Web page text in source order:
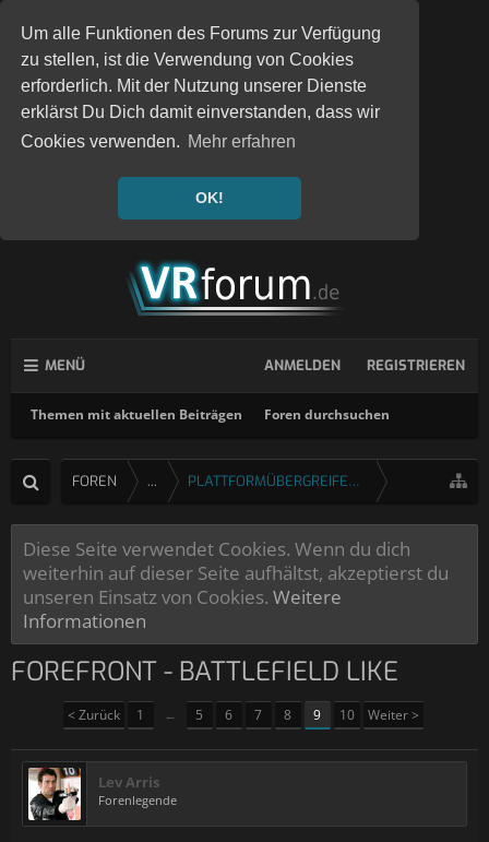
Um alle Funktionen des Forums zur Verfügung
zu stellen, ist die Verwendung von Cookies
erforderlich. Mit der Nutzung unserer Dienste
erklärst Du Dich damit einverstanden, dass wir
Cookies verwenden. Mehr erfahren
OK!
MENÜ
Themen mit aktuellen Beiträgen Foren durchsuchen
ANMELDEN REGISTRIEREN
FOREN ... PLATTFORMÜBERGREIFENDE SPIELE
Diese Seite verwendet Cookies. Wenn du dich
weiterhin auf dieser Seite aufhältst, akzeptierst du
unseren Einsatz von Cookies. Weitere
Informationen
FOREFRONT - BATTLEFIELD LIKE
< Zurück 1 ← 5 6 7 8 9 10 Weiter >
Lev Arris
Forenlegende